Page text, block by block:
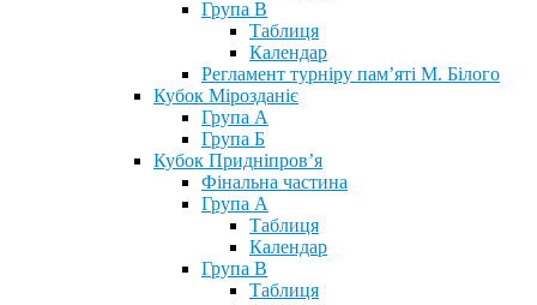
Група В
Таблиця
Календар
Регламент турніру пам’яті М. Білого
Кубок Мірозданіє
Група А
Група Б
Кубок Придніпров’я
Фінальна частина
Група А
Таблиця
Календар
Група В
Таблиця